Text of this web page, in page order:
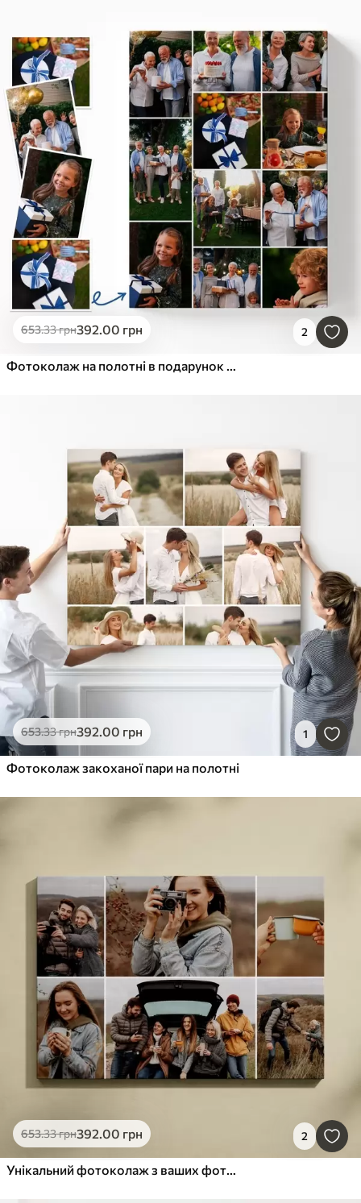
653.33грн392.00 грн 2
Фотоколаж на полотні в подарунок на ювілей
653.33грн392.00 грн 1
Фотоколаж закоханої пари на полотні
653.33грн392.00 грн 2
Унікальний фотоколаж з ваших фотографій